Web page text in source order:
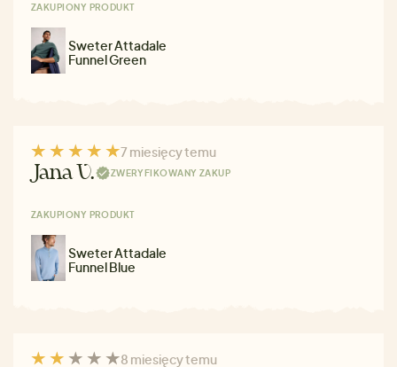
ZAKUPIONY PRODUKT
Sweter Attadale
Funnel Green
7 miesięcy temu
Jana V. ZWERYFIKOWANY ZAKUP
ZAKUPIONY PRODUKT
Sweter Attadale
Funnel Blue
8 miesięcy temu